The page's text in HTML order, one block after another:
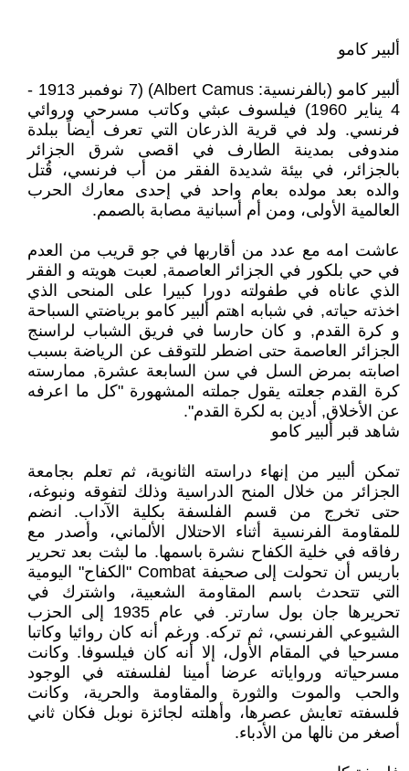
ألبير كامو
ألبير كامو (بالفرنسية: Albert Camus)‏ (7 نوفمبر 1913 -
4 يناير 1960) فيلسوف عبثي وكاتب مسرحي وروائي
فرنسي. ولد في قرية الذرعان التي تعرف أيضاً ببلدة
مندوفى بمدينة الطارف في اقصى شرق الجزائر
بالجزائر، في بيئة شديدة الفقر من أب فرنسي، قُتل
والده بعد مولده بعام واحد في إحدى معارك الحرب
العالمية الأولى، ومن أم أسبانية مصابة بالصمم.
عاشت امه مع عدد من أقاربها في جو قريب من العدم
في حي بلكور في الجزائر العاصمة, لعبت هويته و الفقر
الذي عاناه في طفولته دورا كبيرا على المنحى الذي
اخذته حياته, في شبابه اهتم ألبير كامو برياضتي السباحة
و كرة القدم, و كان حارسا في فريق الشباب لراسنج
الجزائر العاصمة حتى اضطر للتوقف عن الرياضة بسبب
اصابته بمرض السل في سن السابعة عشرة, ممارسته
كرة القدم جعلته يقول جملته المشهورة "كل ما اعرفه
عن الأخلاق, أدين به لكرة القدم".
شاهد قبر ألبير كامو
تمكن ألبير من إنهاء دراسته الثانوية، ثم تعلم بجامعة
الجزائر من خلال المنح الدراسية وذلك لتفوقه ونبوغه،
حتى تخرج من قسم الفلسفة بكلية الآداب. انضم
للمقاومة الفرنسية أثناء الاحتلال الألماني، وأصدر مع
رفاقه في خلية الكفاح نشرة باسمها. ما لبثت بعد تحرير
باريس أن تحولت إلى صحيفة Combat "الكفاح" اليومية
التي تتحدث باسم المقاومة الشعبية، واشترك في
تحريرها جان بول سارتر. في عام 1935 إلى الحزب
الشيوعي الفرنسي، ثم تركه. ورغم أنه كان روائيا وكاتبا
مسرحيا في المقام الأول، إلا أنه كان فيلسوفا. وكانت
مسرحياته ورواياته عرضا أمينا لفلسفته في الوجود
والحب والموت والثورة والمقاومة والحرية، وكانت
فلسفته تعايش عصرها، وأهلته لجائزة نوبل فكان ثاني
أصغر من نالها من الأدباء.